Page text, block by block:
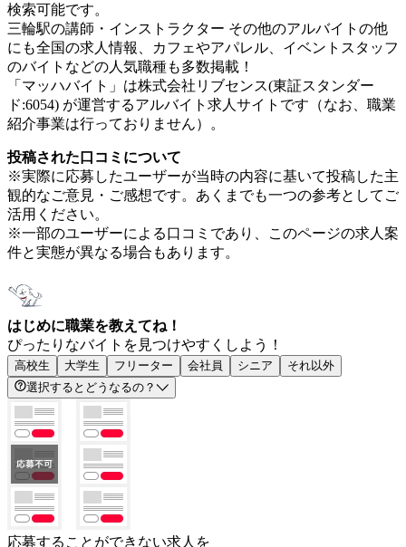
検索可能です。
三輪駅の講師・インストラクター その他のアルバイトの他
にも全国の求人情報、カフェやアパレル、イベントスタッフ
のバイトなどの人気職種も多数掲載！
「マッハバイト」は株式会社リブセンス(東証スタンダー
ド:6054) が運営するアルバイト求人サイトです（なお、職業
紹介事業は行っておりません）。
投稿された口コミについて
※実際に応募したユーザーが当時の内容に基いて投稿した主
観的なご意見・ご感想です。あくまでも一つの参考としてご
活用ください。
※一部のユーザーによる口コミであり、このページの求人案
件と実態が異なる場合もあります。
はじめに職業を教えてね！
ぴったりなバイトを見つけやすくしよう！
高校生 大学生 フリーター 会社員 シニア
それ以外
選択するとどうなるの？
応募することができない求人を